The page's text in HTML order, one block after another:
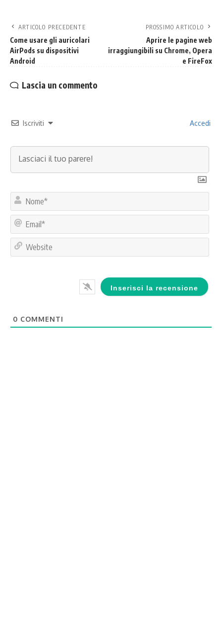
ARTICOLO PRECEDENTE
Come usare gli auricolari
AirPods su dispositivi
Android
PROSSIMO ARTICOLO
Aprire le pagine web
irraggiungibili su Chrome, Opera
e FireFox
Lascia un commento
Iscriviti Accedi
0 COMMENTI